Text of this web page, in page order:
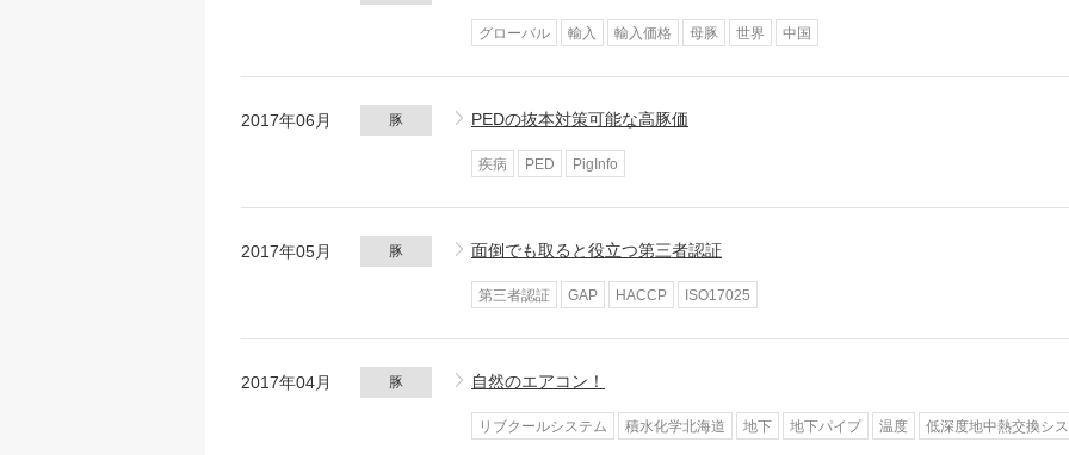
グローバル 輸入 輸入価格 母豚 世界 中国
2017年06月 豚 PEDの抜本対策可能な高豚価
疾病 PED PigInfo
2017年05月 豚 面倒でも取ると役立つ第三者認証
第三者認証 GAP HACCP ISO17025
2017年04月 豚 自然のエアコン！
リブクールシステム 積水化学北海道 地下 地下パイプ 温度 低深度地中熱交換シ